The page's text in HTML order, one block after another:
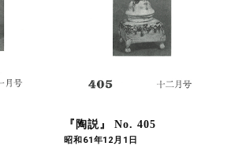
『陶説』 No. 405
昭和61年12月1日